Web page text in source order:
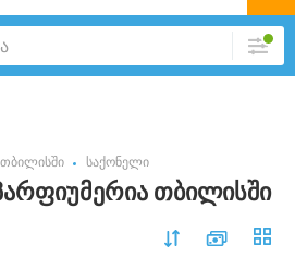
თბილისში საქონელი
თბილისში